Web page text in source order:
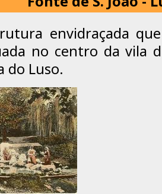
envidraçada
no centro da vila
do Luso.